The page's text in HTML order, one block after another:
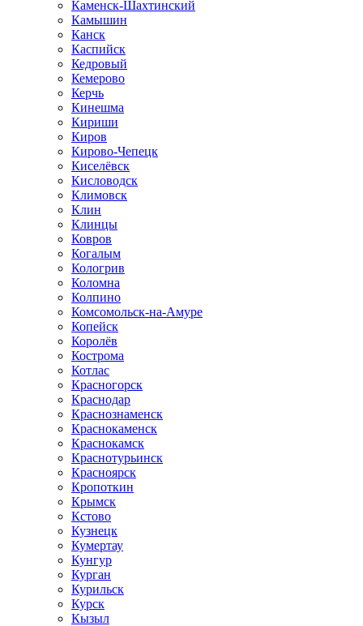
Каменск-Шахтинский
Камышин
Канск
Каспийск
Кедровый
Кемерово
Керчь
Кинешма
Кириши
Киров
Кирово-Чепецк
Киселёвск
Кисловодск
Климовск
Клин
Клинцы
Ковров
Когалым
Кологрив
Коломна
Колпино
Комсомольск-на-Амуре
Копейск
Королёв
Кострома
Котлас
Красногорск
Краснодар
Краснознаменск
Краснокаменск
Краснокамск
Краснотурьинск
Красноярск
Кропоткин
Крымск
Кстово
Кузнецк
Кумертау
Кунгур
Курган
Курильск
Курск
Кызыл